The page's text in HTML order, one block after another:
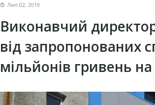
Лип 02, 2019
Виконавчий
від запропонованих
мільйонів гривень на